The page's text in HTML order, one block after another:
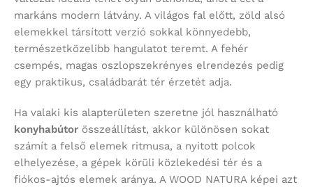
markáns modern látvány. A világos fal előtt, zöld alsó
elemekkel társított verzió sokkal könnyedebb,
természetközelibb hangulatot teremt. A fehér
csempés, magas oszlopszekrényes elrendezés pedig
egy praktikus, családbarát tér érzetét adja.
Ha valaki kis alapterületen szeretne jól használható
konyhabútor összeállítást, akkor különösen sokat
számít a felső elemek ritmusa, a nyitott polcok
elhelyezése, a gépek körüli közlekedési tér és a
fiókos-ajtós elemek aránya. A WOOD NATURA képei azt